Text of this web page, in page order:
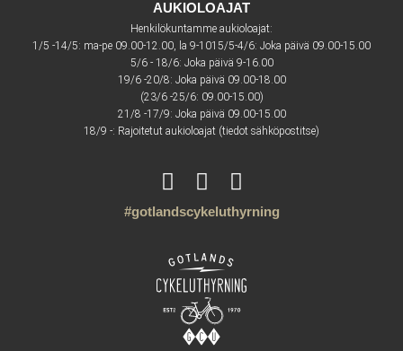
AUKIOLOAJAT
Henkilökuntamme aukioloajat:
1/5 -14/5: ma-pe 09.00-12.00, la 9-1015/5-4/6: Joka päivä 09.00-15.00
5/6 - 18/6: Joka päivä 9-16.00
19/6 -20/8: Joka päivä 09.00-18.00
(23/6 -25/6: 09.00-15.00)
21/8 -17/9: Joka päivä 09.00-15.00
18/9 -: Rajoitetut aukioloajat (tiedot sähköpostitse)
#gotlandscykeluthyrning